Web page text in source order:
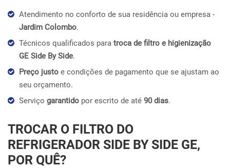
Atendimento no conforto de sua residência ou empresa -
Jardim Colombo.
Técnicos qualificados para troca de filtro e higienização
GE Side By Side.
Preço justo e condições de pagamento que se ajustam ao
seu orçamento.
Serviço garantido por escrito de até 90 dias.
TROCAR O FILTRO DO
REFRIGERADOR SIDE BY SIDE GE,
POR QUÊ?